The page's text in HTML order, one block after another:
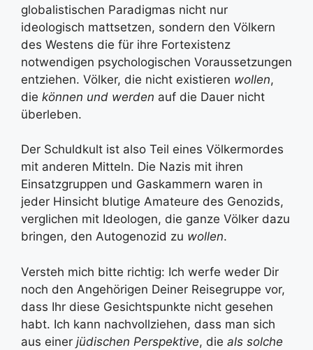
globalistischen Paradigmas nicht nur
ideologisch mattsetzen, sondern den Völkern
des Westens die für ihre Fortexistenz
notwendigen psychologischen Voraussetzungen
entziehen. Völker, die nicht existieren wollen,
die können und werden auf die Dauer nicht
überleben.
Der Schuldkult ist also Teil eines Völkermordes
mit anderen Mitteln. Die Nazis mit ihren
Einsatzgruppen und Gaskammern waren in
jeder Hinsicht blutige Amateure des Genozids,
verglichen mit Ideologen, die ganze Völker dazu
bringen, den Autogenozid zu wollen.
Versteh mich bitte richtig: Ich werfe weder Dir
noch den Angehörigen Deiner Reisegruppe vor,
dass Ihr diese Gesichtspunkte nicht gesehen
habt. Ich kann nachvollziehen, dass man sich
aus einer jüdischen Perspektive, die als solche